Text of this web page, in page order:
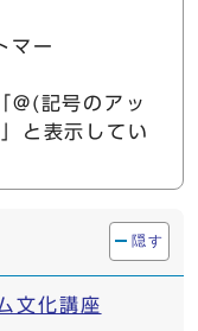
ー
@(記号のアッ
と表示してい
隠す
文化講座